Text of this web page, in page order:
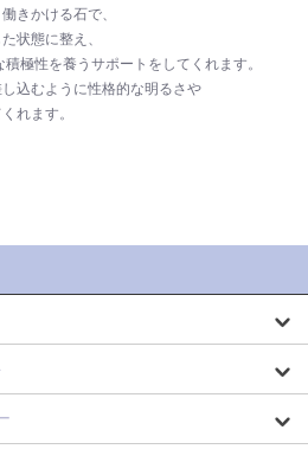
きかける石で、
状態に整え、
極性を養うサポートをしてくれます。
込むように性格的な明るさや
れます。